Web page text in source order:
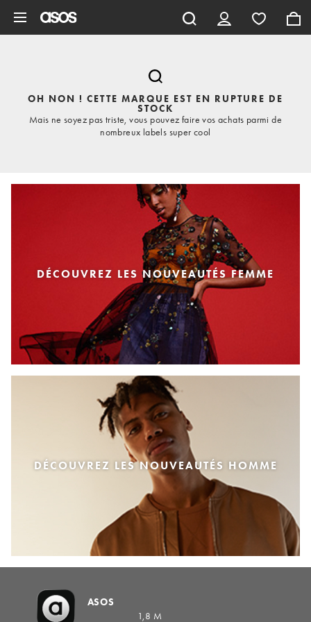
OH NON ! CETTE MARQUE EST EN RUPTURE DE
STOCK
Mais ne soyez pas triste, vous pouvez faire vos achats parmi de
nombreux labels super cool
DÉCOUVREZ LES NOUVEAUTÉS FEMME
DÉCOUVREZ LES NOUVEAUTÉS HOMME
ASOS
1,8 M